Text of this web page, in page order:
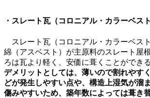
・スレート瓦（コロニアル・カラーベスト
スレート瓦（コロニアル・カラーベス
綿（アスベスト）が主原料のスレート屋
ろは瓦より軽く、安価に葺くことができ
デメリットとしては、薄いので割れやす
どが発生しやすい点や、構造上湿気が溜
傷みやすいため、築年数によっては葺き